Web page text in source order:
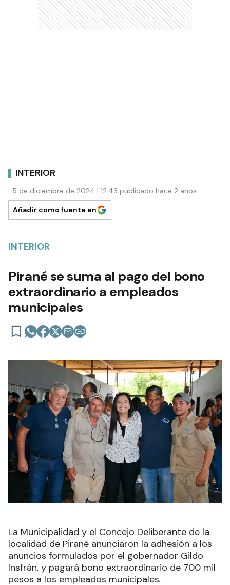
INTERIOR
5 de diciembre de 2024 | 12:43 publicado hace 2 años
Añadir como fuente en
INTERIOR
Pirané se suma al pago del bono
extraordinario a empleados
municipales
La Municipalidad y el Concejo Deliberante de la
localidad de Pirané anunciaron la adhesión a los
anuncios formulados por el gobernador Gildo
Insfrán, y pagará bono extraordinario de 700 mil
pesos a los empleados municipales.